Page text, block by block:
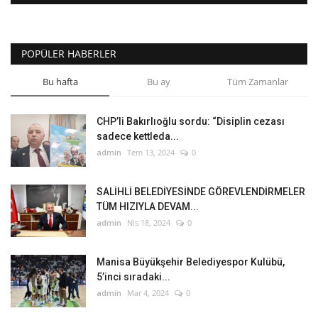
POPÜLER HABERLER
Bu hafta Bu ay Tüm Zamanlar
CHP’li Bakırlıoğlu sordu: “Disiplin cezası
sadece kettleda...
admin Tem 13, 2024 0
SALİHLİ BELEDİYESİNDE GÖREVLENDİRMELER
TÜM HIZIYLA DEVAM...
admin Nis 18, 2024 0
Manisa Büyükşehir Belediyespor Kulübü,
5’inci sıradaki...
admin Mar 4, 2024 0